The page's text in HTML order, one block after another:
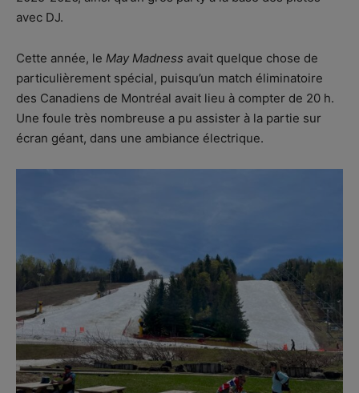
avec DJ.
Cette année, le May Madness avait quelque chose de
particulièrement spécial, puisqu’un match éliminatoire
des Canadiens de Montréal avait lieu à compter de 20 h.
Une foule très nombreuse a pu assister à la partie sur
écran géant, dans une ambiance électrique.